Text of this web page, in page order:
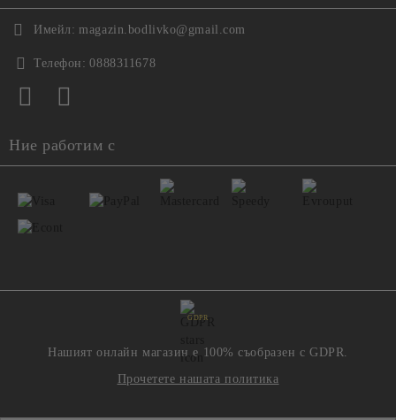
Имейл: magazin.bodlivko@gmail.com
Телефон: 0888311678
Ние работим с
GDPR
Нашият онлайн магазин е 100% съобразен с GDPR.
Прочетете нашата политика